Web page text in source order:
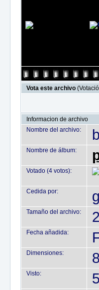
Vota este archivo
Informacion de archivo
Nombre del archivo:
Nombre de álbum:
Votado (4 votos):
Cedida por:
Tamaño del archivo:
Fecha añadida:
Dimensiones:
Visto: